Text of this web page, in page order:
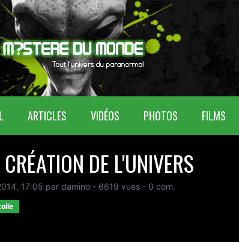
(CURRENT)ARTICLES VIDÉOS PHOTOS FILMS
DE L'UNIVERS
17:05 par damino - 6619 vues - 0 com.